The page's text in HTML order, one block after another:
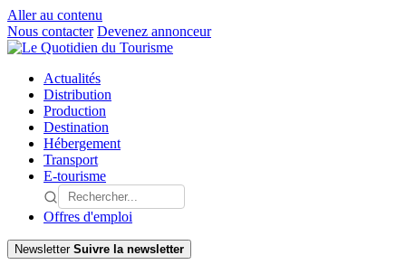
Aller au contenu
Nous contacter Devenez annonceur
Actualités
Distribution
Production
Destination
Hébergement
Transport
E-tourisme
Offres d'emploi
Newsletter Suivre la newsletter